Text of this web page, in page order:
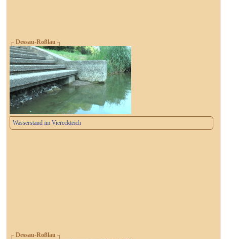
┌ Dessau-Roßlau ┐
Wasserstand im Viereckteich
┌ Dessau-Roßlau ┐